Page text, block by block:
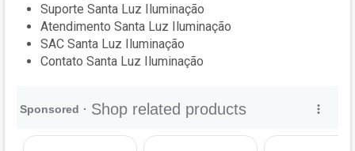
Suporte Santa Luz Iluminação
Atendimento Santa Luz Iluminação
SAC Santa Luz Iluminação
Contato Santa Luz Iluminação